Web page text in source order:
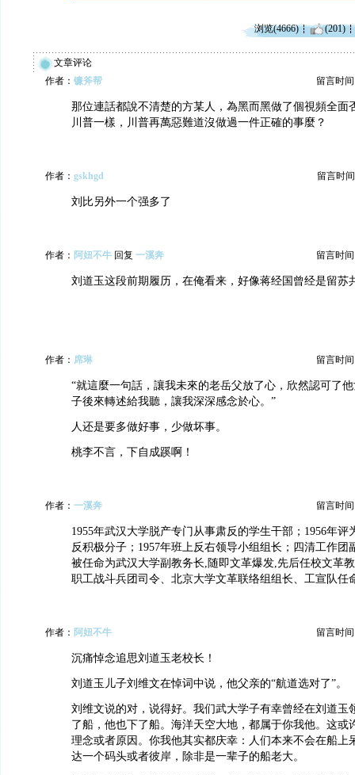
浏览(4666) (201)
文章评论
作者： 镰斧帮 留言时间
那位連話都說不清楚的方某人，為黑而黑做了個視頻全面
川普一樣，川普再萬惡難道沒做過一件正確的事麼？
作者： gskhgd 留言时
刘比另外一个强多了
作者： 阿妞不牛 回复 一溪奔 留言时间
刘道玉这段前期履历，在俺看来，好像蒋经国曾经是留苏
作者： 席琳 留言时间
“就這麼一句話，讓我未來的老岳父放了心，欣然認可了
子後來轉述給我聽，讓我深深感念於心。”
人还是要多做好事，少做坏事。
桃李不言，下自成蹊啊！
作者： 一溪奔 留言时间
1955年武汉大学脱产专门从事肃反的学生干部；1956年评
反积极分子；1957年班上反右领导小组组长；四清工作团
被任命为武汉大学副教务长,随即文革爆发,先后任校文革
职工战斗兵团司令、北京大学文革联络组组长、工宣队任
作者： 阿妞不牛 留言时间
沉痛悼念追思刘道玉老校长！
刘道玉儿子刘维文在悼词中说，他父亲的“航道选对了”。
刘维文说的对，说得好。我们武大学子有幸曾经在刘道玉
了船，他也下了船。海洋天空大地，都属于你我他。这或
理念或者原因。你我他其实都庆幸：人们本来不会在船上
达一个码头或者彼岸，除非是一辈子的船老大。